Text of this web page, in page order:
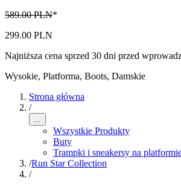
589.00 PLN*
299.00 PLN
Najniższa cena sprzed 30 dni przed
Wysokie, Platforma, Boots, Damskie
Strona główna
/
...
Wszystkie Produkty
Buty
Trampki i sneakersy na
/Run Star Collection
/